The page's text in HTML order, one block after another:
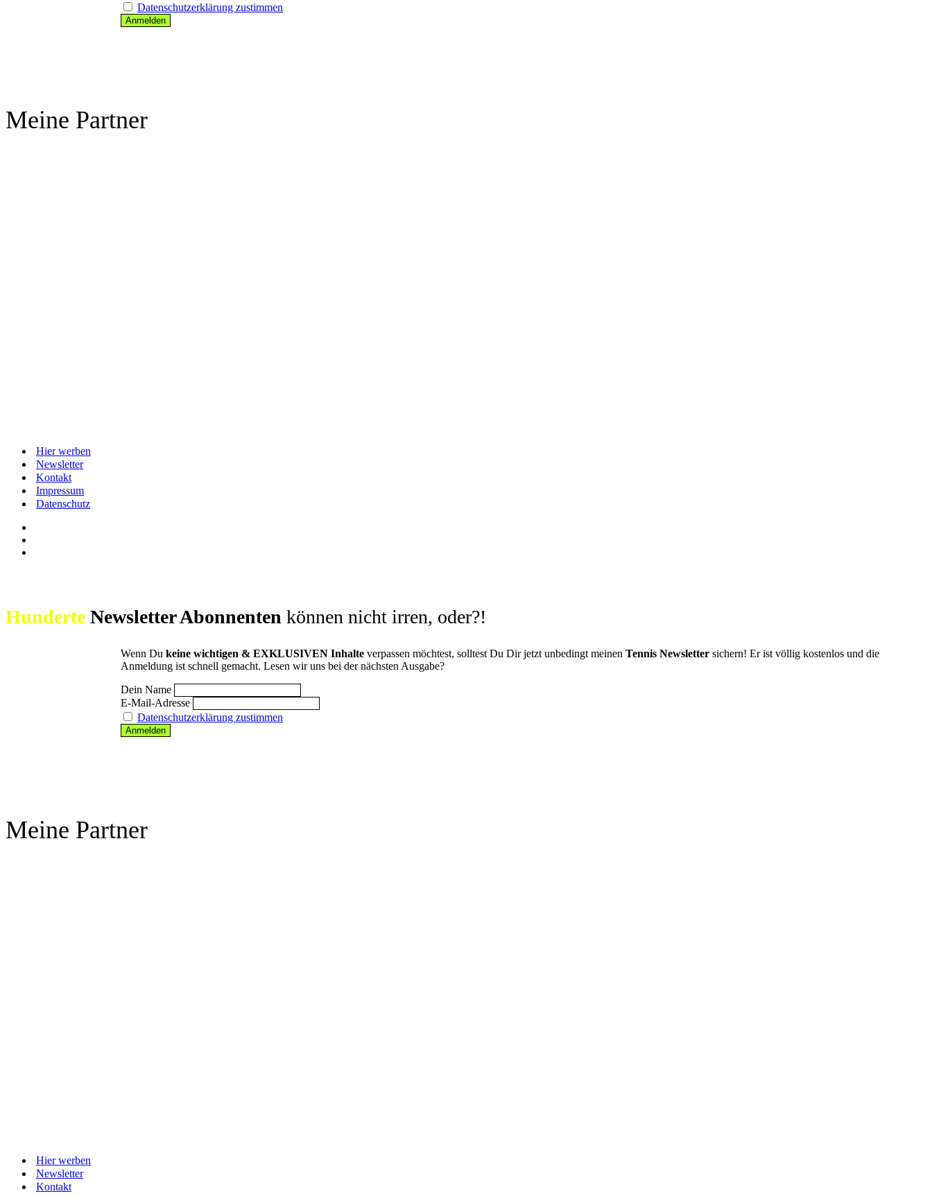
Datenschutzerklärung zustimmen
Meine Partner
Hier werben
Newsletter
Kontakt
Impressum
Datenschutz
Hunderte Newsletter Abonnenten können nicht irren, oder?!
Wenn Du keine wichtigen & EXKLUSIVEN Inhalte verpassen möchtest, solltest Du Dir jetzt unbedingt meinen Tennis Newsletter sichern! Er ist völlig kostenlos und die
Anmeldung ist schnell gemacht. Lesen wir uns bei der nächsten Ausgabe?
Dein Name
E-Mail-Adresse
Datenschutzerklärung zustimmen
Meine Partner
Hier werben
Newsletter
Kontakt